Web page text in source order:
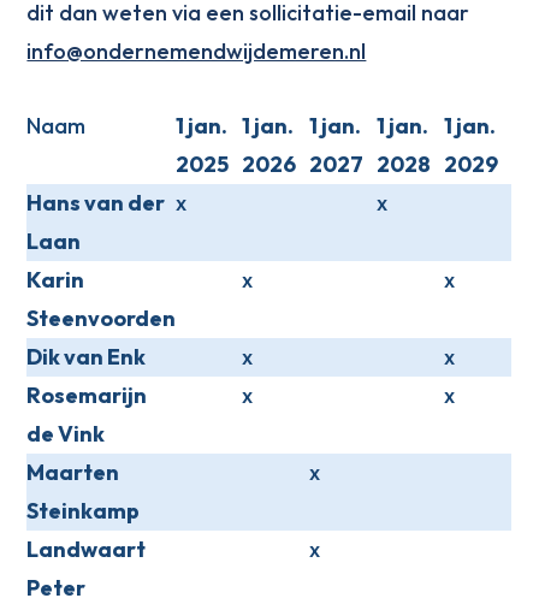
dit dan weten via een sollicitatie-email naar
info@ondernemendwijdemeren.nl
Naam
1 jan.
2025
1 jan.
2026
1 jan.
2027
1 jan.
2028
1 jan.
2029
Hans van der
Laan
x x
Karin
Steenvoorden
x x
Dik van Enk x
x
Rosemarijn
de Vink
x x
Maarten
Steinkamp
x
Landwaart
Peter
x